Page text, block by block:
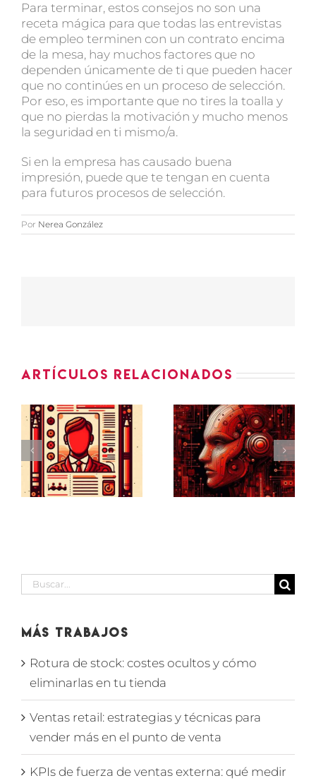
Para terminar, estos consejos no son una
receta mágica para que todas las entrevistas
de empleo terminen con un contrato encima
de la mesa, hay muchos factores que no
dependen únicamente de ti que pueden hacer
que no continúes en un proceso de selección.
Por eso, es importante que no tires la toalla y
que no pierdas la motivación y mucho menos
la seguridad en ti mismo/a.
Si en la empresa has causado buena
impresión, puede que te tengan en cuenta
para futuros procesos de selección.
Por Nerea González
Artículos relacionados
Cómo usar
la
Inteligencia
Artificial
en
selección
de
Día del
libro:
lecturas
sobre
motivación
laboral
Buscar:
Más Trabajos
Rotura de stock: costes ocultos y cómo
eliminarlas en tu tienda
Ventas retail: estrategias y técnicas para
vender más en el punto de venta
KPIs de fuerza de ventas externa: qué medir